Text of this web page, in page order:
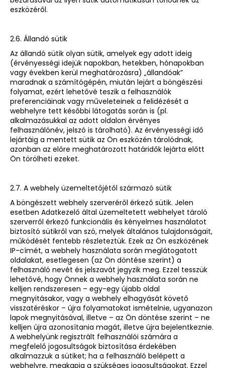
eszközéről.
2.6. Állandó sütik
Az állandó sütik olyan sütik, amelyek egy adott ideig
(érvényességi idejük napokban, hetekben, hónapokban
vagy években kerül meghatározásra) „állandóak”
maradnak a számítógépén, miután lejárt a böngészési
folyamat, ezért lehetővé teszik a felhasználók
preferenciáinak vagy műveleteinek a felidézését a
webhelyre tett későbbi látogatás során is (pl.
alkalmazásukkal az adott oldalon érvényes
felhasználónév, jelszó is tárolható). Az érvényességi idő
lejártáig a mentett sütik az Ön eszközén tárolódnak,
azonban az előre meghatározott határidők lejárta előtt
Ön törölheti ezeket.
2.7. A webhely üzemeltetőjétől származó sütik
A böngészett webhely szerveréről érkező sütik. Jelen
esetben Adatkezelő által üzemeltetett webhelyet tároló
szerverről érkező funkcionális és kényelmes használatot
biztosító sütikről van szó, melyek általános tulajdonságait,
működését fentebb részleteztük. Ezek az Ön eszközének
IP-címét, a webhely használata során meglátogatott
oldalakat, esetlegesen (az Ön döntése szerint) a
felhasználó nevét és jelszavát jegyzik meg. Ezzel tesszük
lehetővé, hogy Önnek a webhely használata során ne
kelljen rendszeresen – egy-egy újabb oldal
megnyitásakor, vagy a webhely elhagyását követő
visszatéréskor – újra folyamatokat ismételnie, ugyanazon
lapok megnyitásával, illetve – az Ön döntése szerint – ne
kelljen újra azonosítania magát, illetve újra bejelentkeznie.
A webhelyünk regisztrált felhasználói számára a
megfelelő jogosultságok biztosítása érdekében
alkalmazzuk a sütiket; ha a felhasználó belépett a
webhelyre, megkapja a szükséges jogosultságokat. Ezzel